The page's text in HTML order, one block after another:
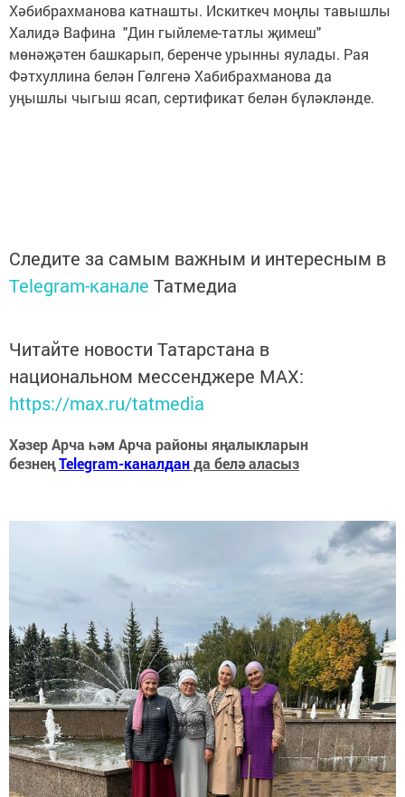
Хәбибрахманова катнашты. Искиткеч моңлы тавышлы
Халидә Вафина "Дин гыйлеме-татлы җимеш"
мөнәҗәтен башкарып, беренче урынны яулады. Рая
Фәтхуллина белән Гөлгенә Хабибрахманова да
уңышлы чыгыш ясап, сертификат белән бүләкләнде.
Следите за самым важным и интересным в
Telegram-канале Татмедиа
Читайте новости Татарстана в
национальном мессенджере MАХ:
https://max.ru/tatmedia
Хәзер Арча һәм Арча районы яңалыкларын
безнеңTelegram-каналданда белә аласыз